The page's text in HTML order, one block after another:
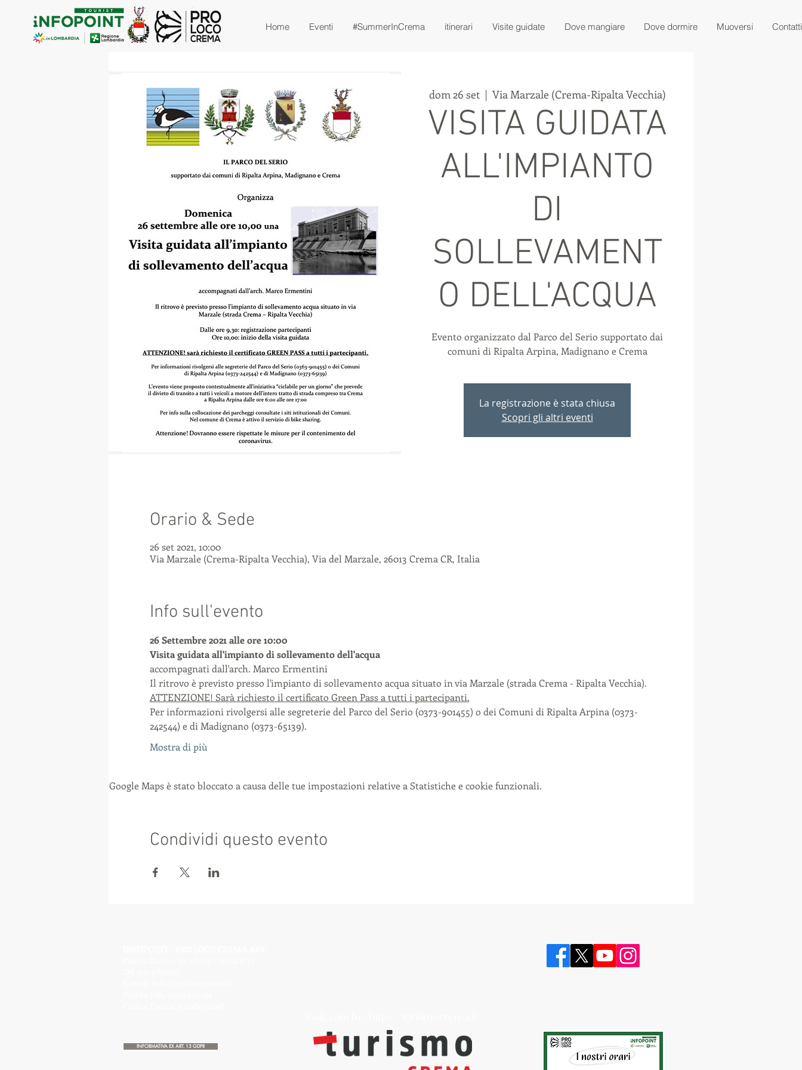
Home Eventi #SummerInCrema itinerari Visite guidate Dove mangiare Dove dormire Muoversi Contatti
dom 26 set
  |
Via Marzale (Crema-Ripalta Vecchia)
VISITA GUIDATA
ALL'IMPIANTO
DI
SOLLEVAMENT
O DELL'ACQUA
Evento organizzato dal Parco del Serio supportato dai
comuni di Ripalta Arpina, Madignano e Crema
La registrazione è stata chiusa
Scopri gli altri eventi
Orario & Sede
26 set 2021, 10:00
Via Marzale (Crema-Ripalta Vecchia), Via del Marzale, 26013 Crema CR, Italia
Info sull'evento
26 Settembre 2021 alle ore 10:00
Visita guidata all'impianto di sollevamento dell'acqua
accompagnati dall'arch. Marco Ermentini
Il ritrovo è previsto presso l'impianto di sollevamento acqua situato in via Marzale (strada Crema - Ripalta Vecchia).
ATTENZIONE! Sarà richiesto il certificato Green Pass a tutti i partecipanti.
Per informazioni rivolgersi alle segreterie del Parco del Serio (0373-901455) o dei Comuni di Ripalta Arpina (0373-
242544) e di Madignano (0373-65139).
Mostra di più
Google Maps è stato bloccato a causa delle tue impostazioni relative a Statistiche e cookie funzionali.
Condividi questo evento
INFORMATIVA EX ART. 13 GDPR